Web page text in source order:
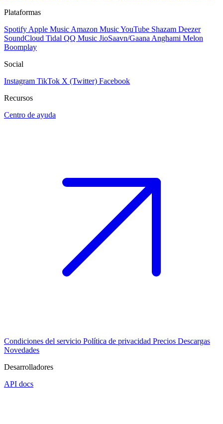
Plataformas
Spotify Apple Music Amazon MusicYouTube Shazam Deezer
SoundCloud Tidal QQ Music JioSaavn/Gaana Anghami Melon
Boomplay
Social
Instagram TikTok X (Twitter) Facebook
Recursos
Centro de ayuda
Condiciones del servicio Política de privacidad Precios Descargas
Novedades
Desarrolladores
API docs